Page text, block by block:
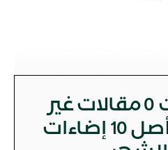
0مقالات غير
مقروءة من أصل 10 إضاءات